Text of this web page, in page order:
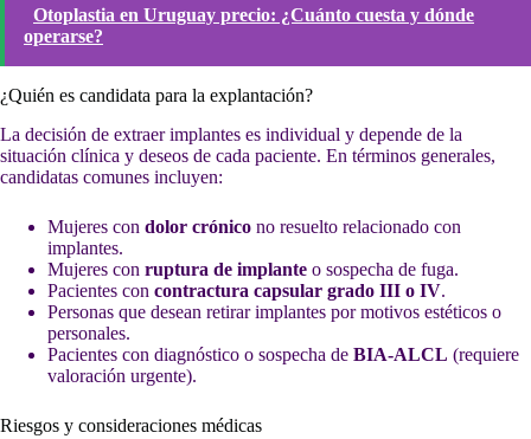
Otoplastia en Uruguay precio: ¿Cuánto cuesta y dónde
operarse?
¿Quién es candidata para la explantación?
La decisión de extraer implantes es individual y depende de la
situación clínica y deseos de cada paciente. En términos generales,
candidatas comunes incluyen:
Mujeres con dolor crónico no resuelto relacionado con
implantes.
Mujeres con ruptura de implante o sospecha de fuga.
Pacientes con contractura capsular grado III o IV.
Personas que desean retirar implantes por motivos estéticos o
personales.
Pacientes con diagnóstico o sospecha de BIA-ALCL (requiere
valoración urgente).
Riesgos y consideraciones médicas